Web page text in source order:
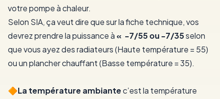
votre pompe à chaleur.
Selon SIA, ça veut dire que sur la fiche technique, vos
devrez prendre la puissance à « -7/55 ou -7/35selon
que vous ayez des radiateurs (Haute température = 55)
ou un plancher chauffant (Basse température = 35).
🔶️La température ambiantec’est la température